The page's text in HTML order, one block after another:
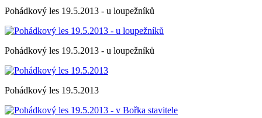
Pohádkový les 19.5.2013 - u loupežníků
Pohádkový les 19.5.2013 - u loupežníků
Pohádkový les 19.5.2013